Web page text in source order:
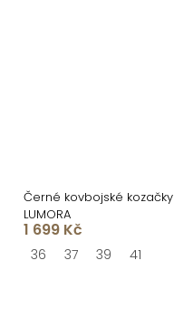
Černé kovbojské kozačky
LUMORA
1 699 Kč
36 37 39 41